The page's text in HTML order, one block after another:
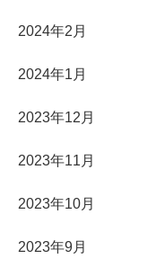
2024年2月
2024年1月
2023年12月
2023年11月
2023年10月
2023年9月